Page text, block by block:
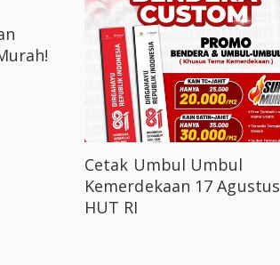
Cetak Umbul Umbul
Kemerdekaan 17 Agustus
HUT RI